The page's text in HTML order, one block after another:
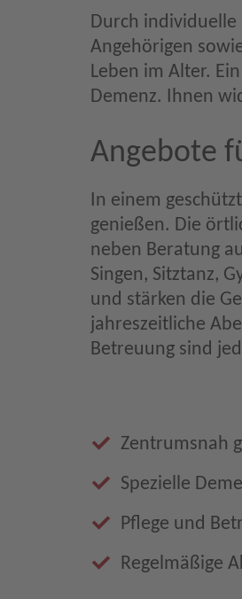
Durch individuelle
Angehörigen
Leben im Alter.
Demenz. Ihnen
Angebote
In einem
genießen. Die
neben Beratung
Singen, Sitztanz,
und stärken die
jahreszeitliche
Betreuung sind
Zentrumsnah
Spezielle
Pflege und
Regelmäßige